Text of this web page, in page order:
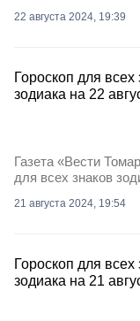
22 августа 2024, 19:39
Гороскоп для всех
зодиака на 22
Газета «Вести
для всех знаков
21 августа 2024, 19:54
Гороскоп для всех
зодиака на 21